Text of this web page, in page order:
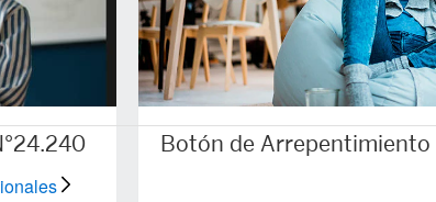
Botón de Arrepentimiento